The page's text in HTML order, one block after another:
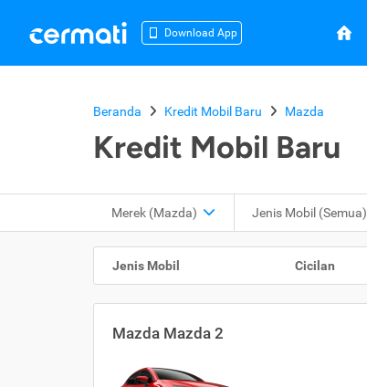
Download App
Beranda Kredit Mobil Baru Mazda
Kredit Mobil Baru
Merek (Mazda) Jenis Mobil (Semua)
Jenis Mobil Cicilan
Mazda Mazda 2